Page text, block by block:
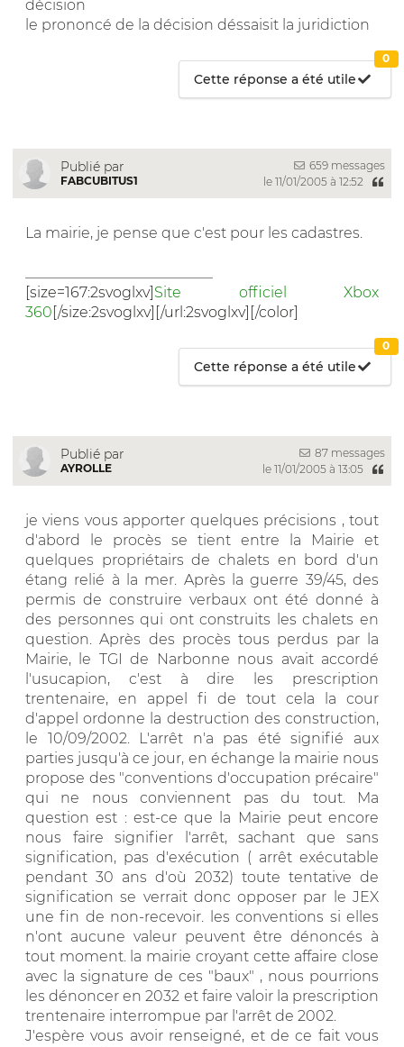
décision
le prononcé de la décision déssaisit la juridiction
Cette réponse a été utile
0
Publié par
FABCUBITUS1
659 messages
le 11/01/2005 à 12:52
La mairie, je pense que c'est pour les cadastres.
[size=167:2svoglxv]Site officiel Xbox
360[/size:2svoglxv][/url:2svoglxv][/color]
Cette réponse a été utile
0
Publié par
AYROLLE
87 messages
le 11/01/2005 à 13:05
je viens vous apporter quelques précisions , tout
d'abord le procès se tient entre la Mairie et
quelques propriétairs de chalets en bord d'un
étang relié à la mer. Après la guerre 39/45, des
permis de construire verbaux ont été donné à
des personnes qui ont construits les chalets en
question. Après des procès tous perdus par la
Mairie, le TGI de Narbonne nous avait accordé
l'usucapion, c'est à dire les prescription
trentenaire, en appel fi de tout cela la cour
d'appel ordonne la destruction des construction,
le 10/09/2002. L'arrêt n'a pas été signifié aux
parties jusqu'à ce jour, en échange la mairie nous
propose des "conventions d'occupation précaire"
qui ne nous conviennent pas du tout. Ma
question est : est-ce que la Mairie peut encore
nous faire signifier l'arrêt, sachant que sans
signification, pas d'exécution ( arrêt exécutable
pendant 30 ans d'où 2032) toute tentative de
signification se verrait donc opposer par le JEX
une fin de non-recevoir. les conventions si elles
n'ont aucune valeur peuvent être dénoncés à
tout moment. la mairie croyant cette affaire close
avec la signature de ces "baux" , nous pourrions
les dénoncer en 2032 et faire valoir la prescription
trentenaire interrompue par l'arrêt de 2002.
J'espère vous avoir renseigné, et de ce fait vous